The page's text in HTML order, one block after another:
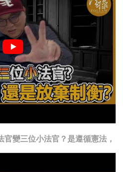
變三位小法官？是遵循憲法，